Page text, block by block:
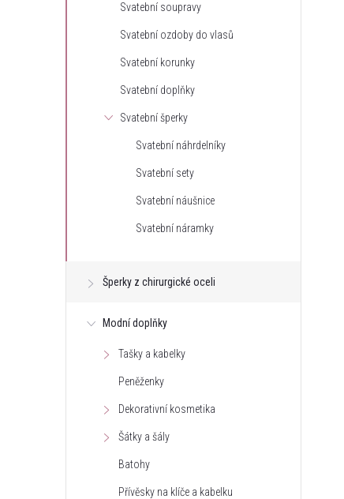
Svatební soupravy
Svatební ozdoby do vlasů
Svatební korunky
Svatební doplňky
Svatební šperky
Svatební náhrdelníky
Svatební sety
Svatební náušnice
Svatební náramky
Šperky z chirurgické oceli
Modní doplňky
Tašky a kabelky
Peněženky
Dekorativní kosmetika
Šátky a šály
Batohy
Přívěsky na klíče a kabelku